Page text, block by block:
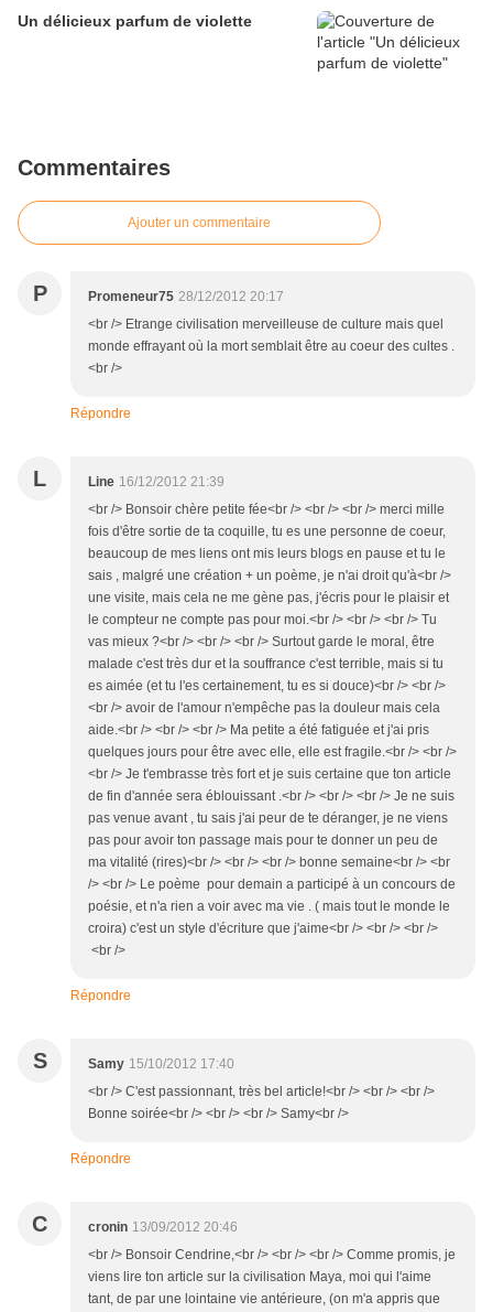
Un délicieux parfum de violette
Commentaires
Ajouter un commentaire
P Promeneur75 28/12/2012 20:17
<br /> Etrange civilisation merveilleuse de culture mais quel
monde effrayant où la mort semblait être au coeur des cultes .
<br />
Répondre
L Line 16/12/2012 21:39
<br /> Bonsoir chère petite fée<br /> <br /> <br /> merci mille
fois d'être sortie de ta coquille, tu es une personne de coeur,
beaucoup de mes liens ont mis leurs blogs en pause et tu le
sais , malgré une création + un poème, je n'ai droit qu'à<br />
une visite, mais cela ne me gène pas, j'écris pour le plaisir et
le compteur ne compte pas pour moi.<br /> <br /> <br /> Tu
vas mieux ?<br /> <br /> <br /> Surtout garde le moral, être
malade c'est très dur et la souffrance c'est terrible, mais si tu
es aimée (et tu l'es certainement, tu es si douce)<br /> <br />
<br /> avoir de l'amour n'empêche pas la douleur mais cela
aide.<br /> <br /> <br /> Ma petite a été fatiguée et j'ai pris
quelques jours pour être avec elle, elle est fragile.<br /> <br />
<br /> Je t'embrasse très fort et je suis certaine que ton article
de fin d'année sera éblouissant .<br /> <br /> <br /> Je ne suis
pas venue avant , tu sais j'ai peur de te déranger, je ne viens
pas pour avoir ton passage mais pour te donner un peu de
ma vitalité (rires)<br /> <br /> <br /> bonne semaine<br /> <br
/> <br /> Le poème pour demain a participé à un concours de
poésie, et n'a rien a voir avec ma vie . ( mais tout le monde le
croira) c'est un style d'écriture que j'aime<br /> <br /> <br />
<br />
Répondre
S Samy 15/10/2012 17:40
<br /> C'est passionnant, très bel article!<br /> <br /> <br />
Bonne soirée<br /> <br /> <br /> Samy<br />
Répondre
C cronin 13/09/2012 20:46
<br /> Bonsoir Cendrine,<br /> <br /> <br /> Comme promis, je
viens lire ton article sur la civilisation Maya, moi qui l'aime
tant, de par une lointaine vie antérieure, (on m'a appris que